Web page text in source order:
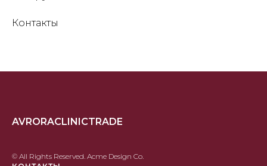
Контакты
AVRORACLINICTRADE
© All Rights Reserved. Acme Design Co.